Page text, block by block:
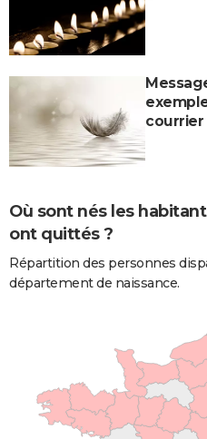
courrier
Où sont nés les
ont quittés ?
Répartition des personnes
département de naissance.